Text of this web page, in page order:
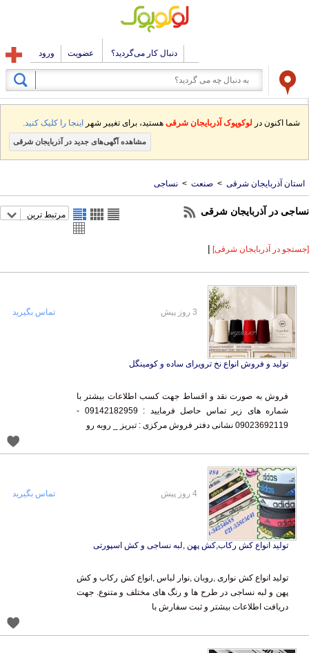
دنبال کار می‌گردید؟ عضویت ورود
شما اکنون در لوکوپوک آذربایجان شرقی هستید، برای تغییر شهر اینجا را کلیک کنید.
مشاهده آگهی‌های جدید در آذربایجان شرقی
استان آذربایجان شرقی > صنعت > نساجی
نساجی در آذربایجان شرقی مرتبط ترین
[جستجو در آذربایجان شرقی] |
تولید و فروش انواع نخ ترویرای ساده و کومینگل
فروش به صورت نقد و اقساط جهت کسب اطلاعات بیشتر با
شماره های زیر تماس حاصل فرمایید : 09142182959 -
09023692119 نشانی دفتر فروش مرکزی : تبریز _ روبه رو
3 روز پیش تماس بگیرید
تولید انواع کش رکاب,کش پهن ,لبه نساجی و کش اسپورتی
تولید انواع کش نواری ,روبان ,نوار لباس ,انواع کش رکاب و کش
پهن و لبه نساجی در طرح ها و رنگ های مختلف و متنوع. جهت
دریافت اطلاعات بیشتر و ثبت سفارش با
4 روز پیش تماس بگیرید